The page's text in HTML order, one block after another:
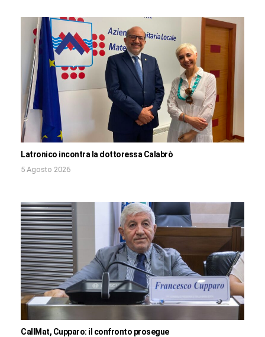
Latronico incontra la dottoressa Calabrò
5 Agosto 2026
CallMat, Cupparo: il confronto prosegue